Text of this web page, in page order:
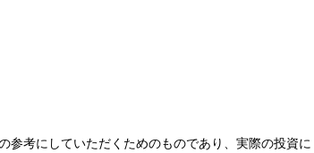
参考にしていただくためのものであり、実際の投資に